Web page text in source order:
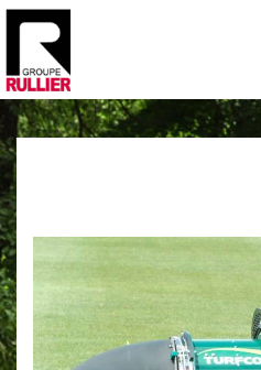
NOS ACTUALITÉS